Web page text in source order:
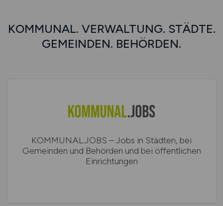
KOMMUNAL. VERWALTUNG. STÄDTE.
GEMEINDEN. BEHÖRDEN.
KOMMUNAL.JOBS – Jobs in Städten, bei
Gemeinden und Behörden und bei öffentlichen
Einrichtungen